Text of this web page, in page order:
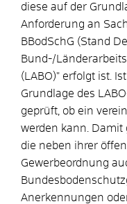
diese auf der
Anforderung an
BBodSchG (Stand
Bund-/
(LABO)" erfolgt ist.
Grundlage des
geprüft, ob ein
werden kann. Damit
die neben ihrer
Gewerbeordnung
Anerkennungen